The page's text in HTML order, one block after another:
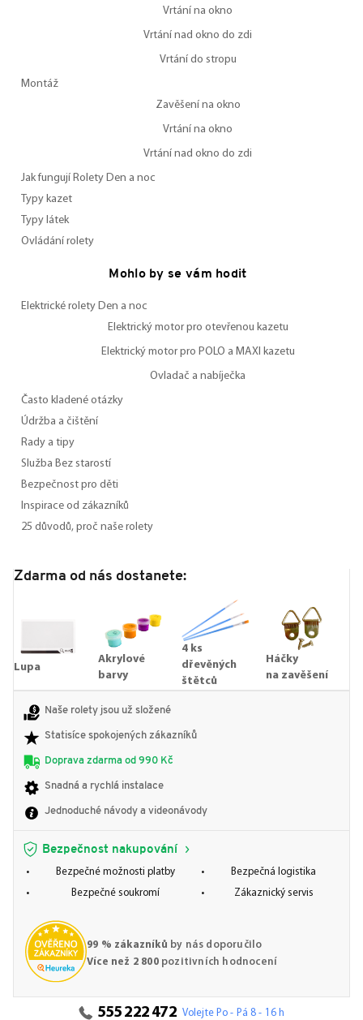
Vrtání na okno
Vrtání nad okno do zdi
Vrtání do stropu
Montáž
Zavěšení na okno
Vrtání na okno
Vrtání nad okno do zdi
Jak fungují Rolety Den a noc
Typy kazet
Typy látek
Ovládání rolety
Mohlo by se vám hodit
Elektrické rolety Den a noc
Elektrický motor pro otevřenou kazetu
Elektrický motor pro POLO a MAXI kazetu
Ovladač a nabíječka
Často kladené otázky
Údržba a čištění
Rady a tipy
Služba Bez starostí
Bezpečnost pro děti
Inspirace od zákazníků
25 důvodů, proč naše rolety
Zdarma od nás dostanete:
Lupa
Akrylové
barvy
4 ks
dřevěných
štětců
Háčky
na zavěšení
Naše rolety jsou už složené
Statisíce spokojených zákazníků
Doprava zdarma od 990 Kč
Snadná a rychlá instalace
Jednoduché návody a videonávody
Bezpečnost nakupování
Bezpečné možnosti platby
Bezpečná logistika
Bezpečné soukromí
Zákaznický servis
99 % zákazníků by nás doporučilo
Více než 2 800pozitivních hodnocení
555 222 472 Volejte Po - Pá 8 - 16 h